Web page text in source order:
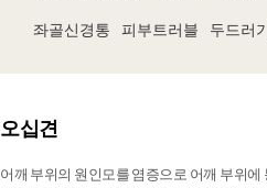
좌골신경통 피부트러블 두드러기
오십견
어깨 부위의 원인모를 염증으로 어깨 부위